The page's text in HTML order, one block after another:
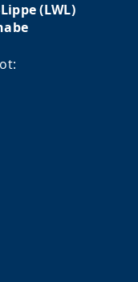
(LWL)